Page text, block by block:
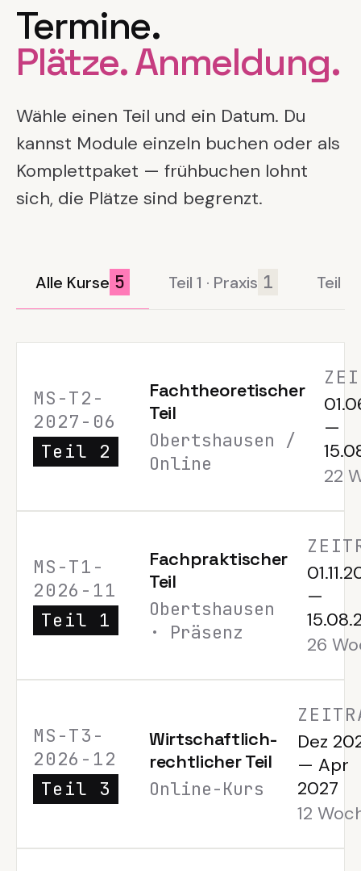
Termine.
Plätze. Anmeldung.
Wähle einen Teil und ein Datum. Du
kannst Module einzeln buchen oder als
Komplettpaket — frühbuchen lohnt
sich, die Plätze sind begrenzt.
Alle Kurse 5 Teil 1 · Praxis 1 Teil 2
MS-T2-
2027-06
Teil 2
Fachtheoretischer
Teil
Obertshausen /
Online
—
22
MS-T1-
2026-11
Teil 1
Fachpraktischer
Teil
Obertshausen
· Präsenz
—
26
MS-T3-
2026-12
Teil 3
Wirtschaftlich-
rechtlicher Teil
Online-Kurs
Dez
—Apr
2027
12